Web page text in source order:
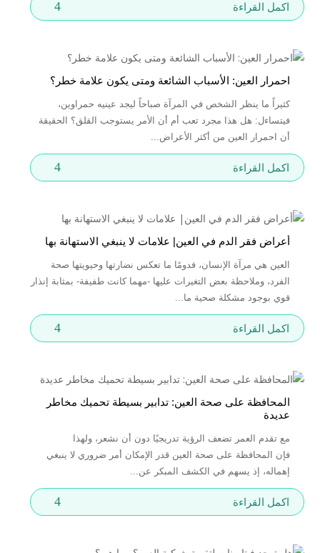
اكمل القراءة 4
احمرار العين: الأسباب الشائعة ومتى يكون علامة خطر؟
كثيراً ما ينظر الشخص في المرآة صباحاً ليجد عينيه حمراوين،
فيتساءل: هل هذا مجرد تعب أم أن الأمر يستوجب القلق؟ الحقيقة
أن احمرار العين من أكثر الأعراض...
اكمل القراءة 4
أعراض فقر الدم في العين| علامات لا ينبغي الاستهانة بها
العين هي مرآة الإنسان، فدومًا ما تعكس نضارتها وحيويتها صحة
الفرد، وملاحظة بعض التغيرات عليها -مهما كانت طفيفة- بمثابة إنذار
قوي بوجود مشكلة صحية ما...
اكمل القراءة 4
المحافظة على صحة العين: تدابير بسيطة تحميك مخاطر
عديدة
مع تقدم العمر تضعف الرؤية تدريجيًا دون أن نشعر، ولهذا
فإن المحافظة على صحة العين قدر الإمكان أمر ضروري لا ينبغي
إهماله، إذ يسهم في الكشف المبكر عن...
اكمل القراءة 4